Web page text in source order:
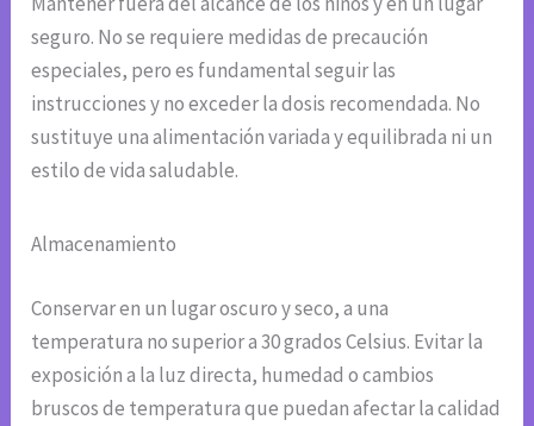
seguro. No se requiere medidas de precaución
especiales, pero es fundamental seguir las
instrucciones y no exceder la dosis recomendada. No
sustituye una alimentación variada y equilibrada ni un
estilo de vida saludable.
Almacenamiento
Conservar en un lugar oscuro y seco, a una
temperatura no superior a 30 grados Celsius. Evitar la
exposición a la luz directa, humedad o cambios
bruscos de temperatura que puedan afectar la calidad